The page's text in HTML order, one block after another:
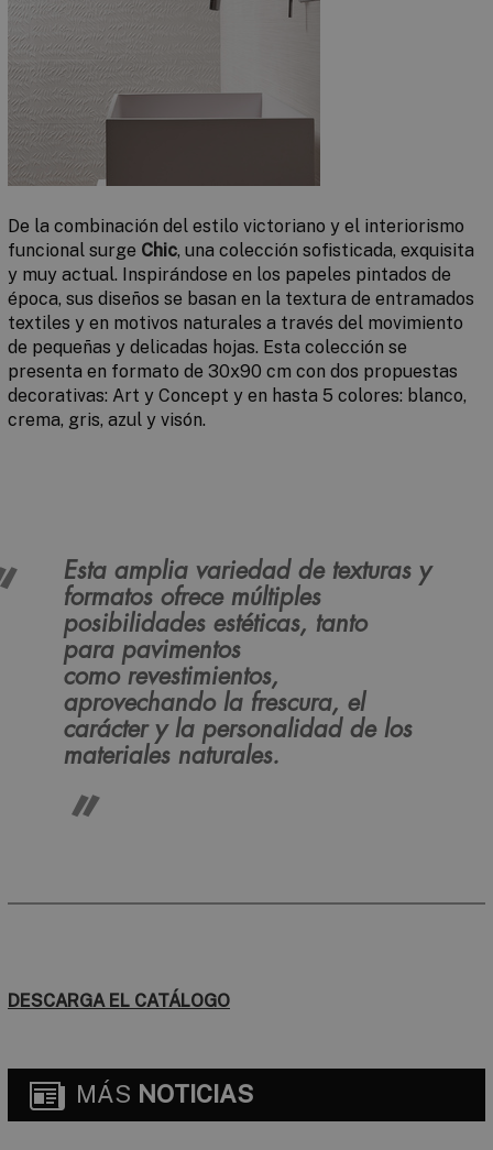
De la combinación del estilo victoriano y el interiorismo
funcional surge Chic, una colección sofisticada, exquisita
y muy actual. Inspirándose en los papeles pintados de
época, sus diseños se basan en la textura de entramados
textiles y en motivos naturales a través del movimiento
de pequeñas y delicadas hojas. Esta colección se
presenta en formato de 30x90 cm con dos propuestas
decorativas: Art y Concept y en hasta 5 colores: blanco,
crema, gris, azul y visón.
Esta amplia variedad de texturas y
formatos ofrece múltiples
posibilidades estéticas, tanto
para pavimentos
como revestimientos,
aprovechando la frescura, el
carácter y la personalidad de los
materiales naturales.
DESCARGA EL CATÁLOGO
MÁS NOTICIAS